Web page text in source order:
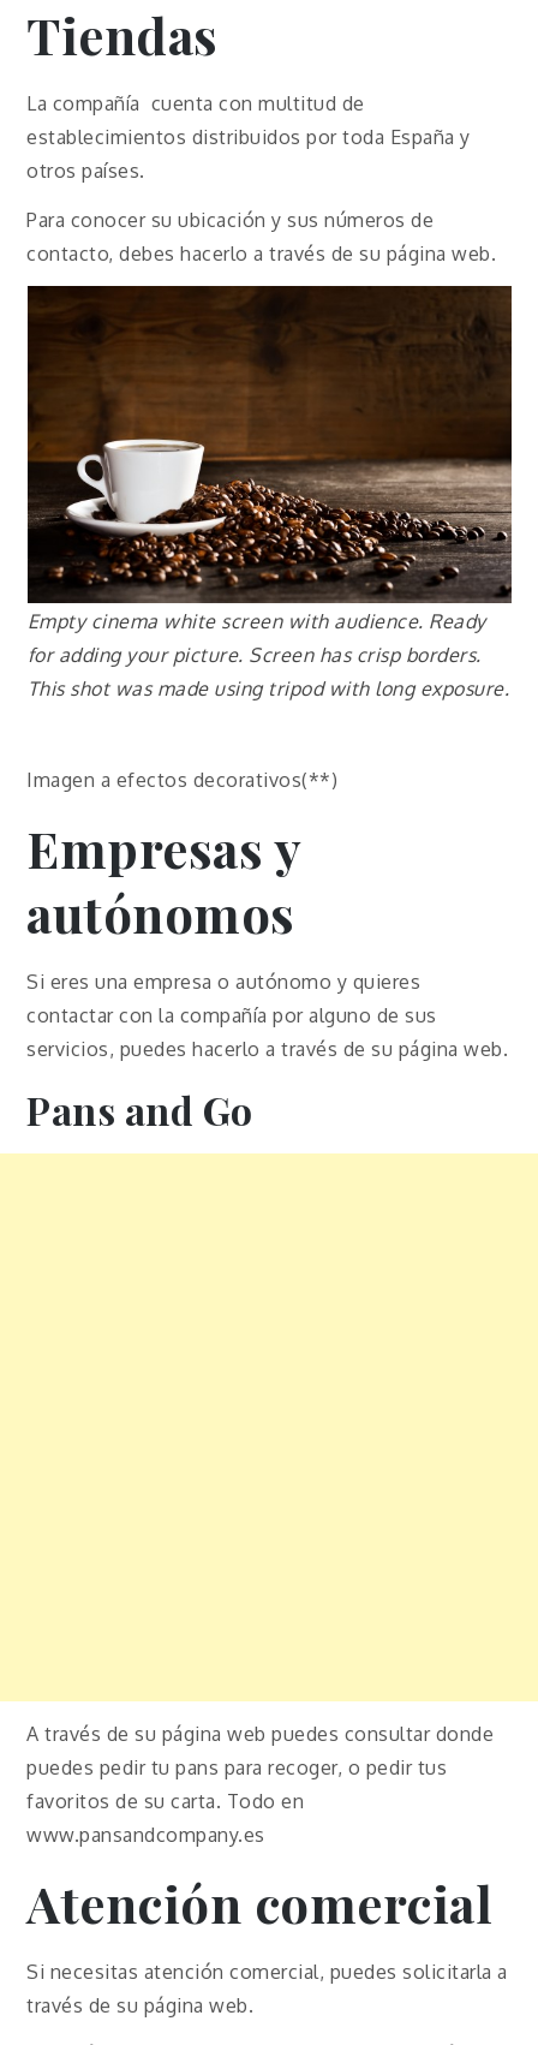
Tiendas
La compañía cuenta con multitud de
establecimientos distribuidos por toda España y
otros países.
Para conocer su ubicación y sus números de
contacto, debes hacerlo a través de su página web.
Empty cinema white screen with audience. Ready
for adding your picture. Screen has crisp borders.
This shot was made using tripod with long exposure.
Imagen a efectos decorativos(**)
Empresas y
autónomos
Si eres una empresa o autónomo y quieres
contactar con la compañía por alguno de sus
servicios, puedes hacerlo a través de su página web.
Pans and Go
A través de su página web puedes consultar donde
puedes pedir tu pans para recoger, o pedir tus
favoritos de su carta. Todo en
www.pansandcompany.es
Atención comercial
Si necesitas atención comercial, puedes solicitarla a
través de su página web.